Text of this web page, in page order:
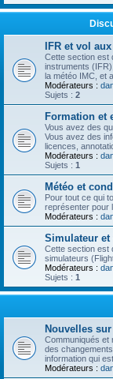
IFR et vol
Cette section est
instruments
la météo IMC, et
Modérateurs :
Sujets : 2
Formation et
Vous avez des
Vous avez des
licences,
Modérateurs :
Sujets : 1
Météo et
Pour tout ce qui
représenter pour
Modérateurs :
Simulateur
Cette section est
simulateurs
Modérateurs :
Sujets : 1
Nouvelles
Communiqués et
des
information qui
Modérateurs :